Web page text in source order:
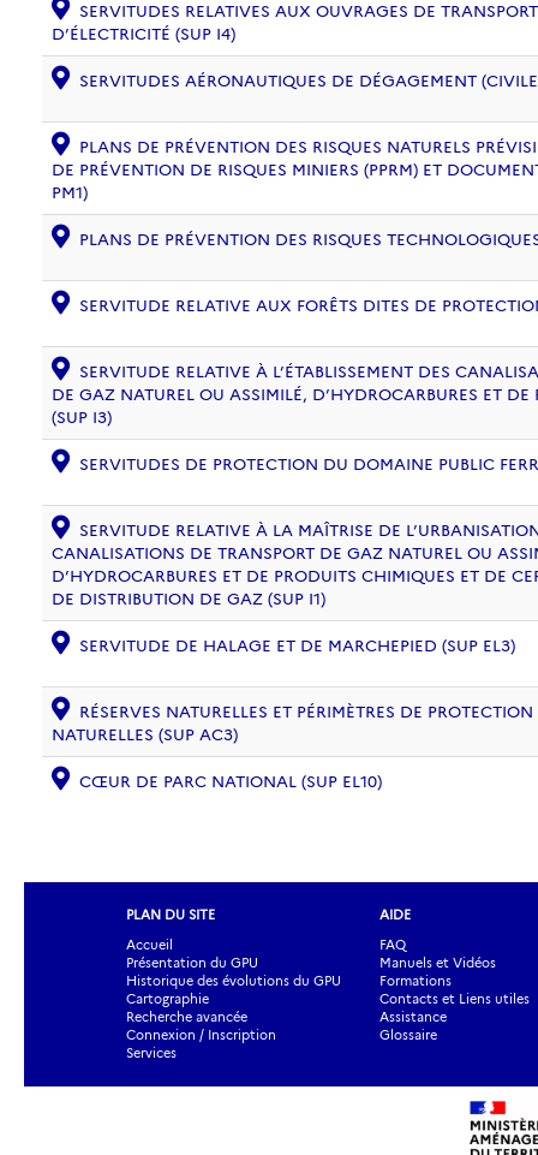
SERVITUDES RELATIVES AUX OUVRAGES DE
D’ÉLECTRICITÉ (SUP I4)
SERVITUDES AÉRONAUTIQUES DE DÉGAGEMENT
PLANS DE PRÉVENTION DES RISQUES NATURELS
DE PRÉVENTION DE RISQUES MINIERS (PPRM) ET
PM1)
PLANS DE PRÉVENTION DES RISQUES
SERVITUDE RELATIVE AUX FORÊTS DITES DE
SERVITUDE RELATIVE À L’ÉTABLISSEMENT DES
DE GAZ NATUREL OU ASSIMILÉ, D’HYDROCARBURES ET
(SUP I3)
SERVITUDES DE PROTECTION DU DOMAINE PUBLIC
SERVITUDE RELATIVE À LA MAÎTRISE DE
CANALISATIONS DE TRANSPORT DE GAZ NATUREL OU
D’HYDROCARBURES ET DE PRODUITS CHIMIQUES ET DE
DE DISTRIBUTION DE GAZ (SUP I1)
SERVITUDE DE HALAGE ET DE MARCHEPIED (SUP EL3)
RÉSERVES NATURELLES ET PÉRIMÈTRES DE
NATURELLES (SUP AC3)
CŒUR DE PARC NATIONAL (SUP EL10)
PLAN DU SITE
Accueil
Présentation du GPU
Historique des évolutions du GPU
Cartographie
Recherche avancée
Connexion / Inscription
Services
AIDE
FAQ
Manuels et Vidéos
Formations
Contacts et Liens utiles
Assistance
Glossaire